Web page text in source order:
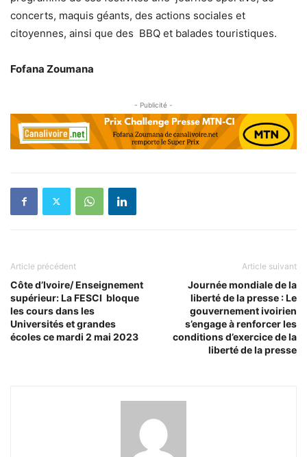
concerts, maquis géants, des actions sociales et
citoyennes, ainsi que des BBQ et balades touristiques.
Fofana Zoumana
- Publicité -
Article précédent
Côte d’Ivoire/ Enseignement
supérieur: La FESCI bloque
les cours dans les
Universités et grandes
écoles ce mardi 2 mai 2023
Article suivant
Journée mondiale de la
liberté de la presse : Le
gouvernement ivoirien
s’engage à renforcer les
conditions d’exercice de la
liberté de la presse